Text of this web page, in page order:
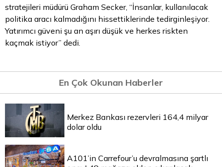
stratejileri müdürü Graham Secker, “İnsanlar, kullanılacak
politika aracı kalmadığını hissettiklerinde tedirginleşiyor.
Yatırımcı güveni şu an aşırı düşük ve herkes riskten
kaçmak istiyor” dedi.
En Çok Okunan Haberler
Merkez Bankası rezervleri 164,4 milyar
dolar oldu
A101’in Carrefour’u devralmasına şartlı